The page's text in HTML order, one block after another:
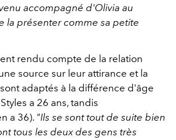
accompagné d'Olivia au
la présenter comme sa petite
rendu compte de la relation
source sur leur attirance et la
adaptés à la différence d'âge
a 26 ans, tandis
a 36). "Ils se sont tout de suite bien
tous les deux des gens très